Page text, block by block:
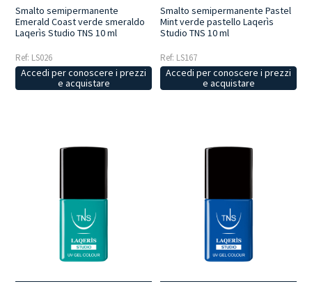
Smalto semipermanente
Emerald Coast verde smeraldo
Laqerìs Studio TNS 10 ml
Ref: LS026
Accedi per conoscere i prezzi
e acquistare
Smalto semipermanente Pastel
Mint verde pastello Laqerìs
Studio TNS 10 ml
Ref: LS167
Accedi per conoscere i prezzi
e acquistare